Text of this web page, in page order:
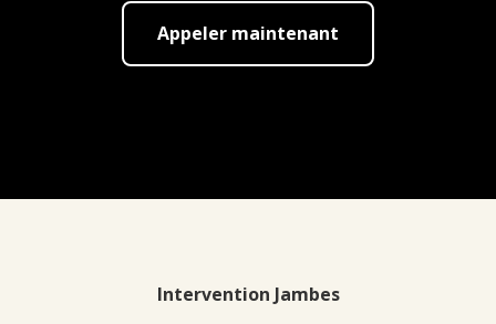
Appeler maintenant
Intervention Jambes